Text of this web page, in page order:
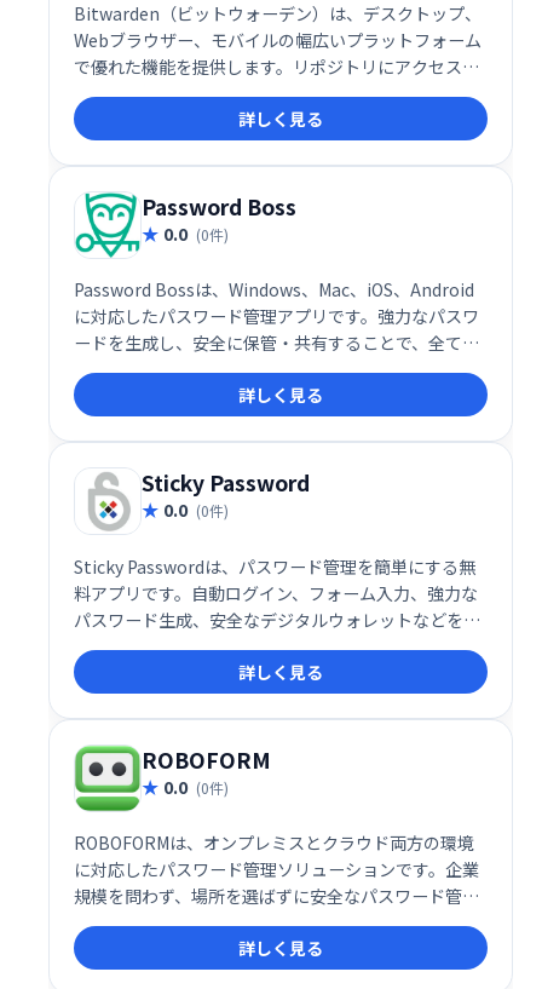
Bitwarden（ビットウォーデン）は、デスクトップ、
Webブラウザー、モバイルの幅広いプラットフォーム
で優れた機能を提供します。リポジトリにアクセスし
てコード化するためのコマンドラインインターフェイ
ス（CLI）ツールが含まれています。
詳しく見る
Password Boss
0.0 (0件)
Password Bossは、Windows、Mac、iOS、Android
に対応したパスワード管理アプリです。強力なパスワ
ードを生成し、安全に保管・共有することで、全ての
ログイン情報を一元管理できます。プラットフォーム
を跨いでのシームレスな操作性と、権限管理機能で、
安全で効率的なパスワード管理を実現します。 個人情
報や企業秘密の保護に最適です。
詳しく見る
Sticky Password
0.0 (0件)
Sticky Passwordは、パスワード管理を簡単にする無
料アプリです。自動ログイン、フォーム入力、強力な
パスワード生成、安全なデジタルウォレットなどを提
供します。複数のデバイスでの同期は有料版のみです
が、1台のデバイスでの利用には無料版で十分です。
安全なパスワード管理を簡単に始めたい方におすすめ
です。
詳しく見る
ROBOFORM
0.0 (0件)
ROBOFORMは、オンプレミスとクラウド両方の環境
に対応したパスワード管理ソリューションです。企業
規模を問わず、場所を選ばずに安全なパスワード管理
を実現します。2要素認証とAES-256ビット暗号化に
よる高いセキュリティで、ログイン情報を保護しま
す。
詳しく見る